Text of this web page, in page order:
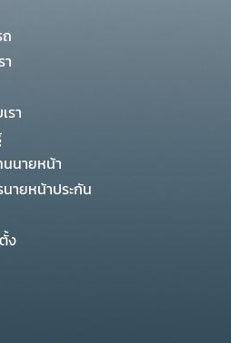
รา
นายหน้า
ายหน้าประกัน
ง